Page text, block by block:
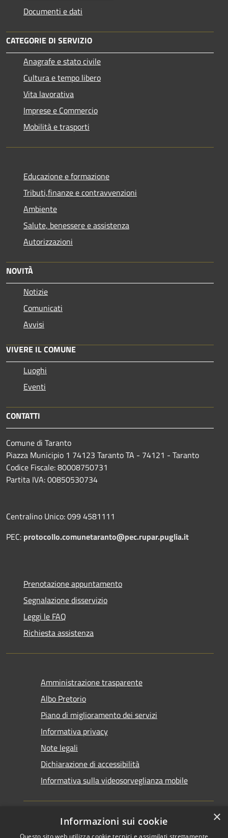
Documenti e dati
CATEGORIE DI SERVIZIO
Anagrafe e stato civile
Cultura e tempo libero
Vita lavorativa
Imprese e Commercio
Mobilità e trasporti
Educazione e formazione
Tributi,finanze e contravvenzioni
Ambiente
Salute, benessere e assistenza
Autorizzazioni
NOVITÀ
Notizie
Comunicati
Avvisi
VIVERE IL COMUNE
Luoghi
Eventi
CONTATTI
Comune di Taranto
Piazza Municipio 1 74123 Taranto TA - 74121 - Taranto
Codice Fiscale: 80008750731
Partita IVA: 00850530734
Centralino Unico: 099 4581111
PEC: protocollo.comunetaranto@pec.rupar.puglia.it
Prenotazione appuntamento
Segnalazione disservizio
Leggi le FAQ
Richiesta assistenza
Amministrazione trasparente
Albo Pretorio
Piano di miglioramento dei servizi
Informativa privacy
Note legali
Dichiarazione di accessibilità
Informativa sulla videosorveglianza mobile
×
Informazioni sui cookie
Questo sito web utilizza cookie tecnici e assimilati strettamente